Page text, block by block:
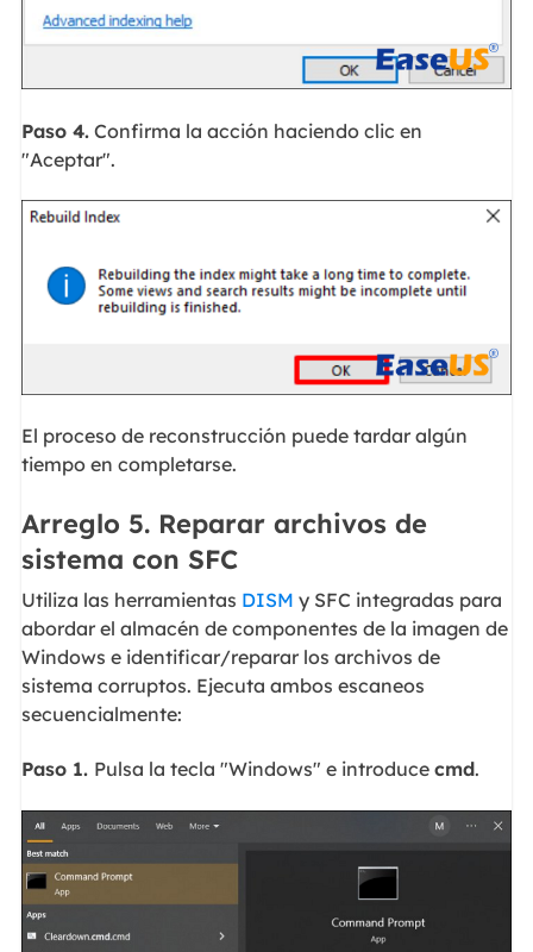
Paso 4.Confirma la acción haciendo clic en
"Aceptar".
El proceso de reconstrucción puede tardar algún
tiempo en completarse.
Arreglo 5. Reparar archivos de
sistema con SFC
Utiliza las herramientas DISM y SFC integradas para
abordar el almacén de componentes de la imagen de
Windows e identificar/reparar los archivos de
sistema corruptos. Ejecuta ambos escaneos
secuencialmente:
Paso 1. Pulsa la tecla "Windows" e introduce cmd.